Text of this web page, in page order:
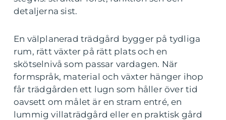
detaljerna sist.
En välplanerad trädgård bygger på tydliga
rum, rätt växter på rätt plats och en
skötselnivå som passar vardagen. När
formspråk, material och växter hänger ihop
får trädgården ett lugn som håller över tid
oavsett om målet är en stram entré, en
lummig villaträdgård eller en praktisk gård